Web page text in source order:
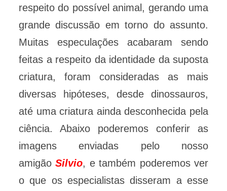
respeito do possível animal, gerando uma
grande discussão em torno do assunto.
Muitas especulações acabaram sendo
feitas a respeito da identidade da suposta
criatura, foram consideradas as mais
diversas hipóteses, desde dinossauros,
até uma criatura ainda desconhecida pela
ciência. Abaixo poderemos conferir as
imagens enviadas pelo nosso
amigãoSilvio, e também poderemos ver
o que os especialistas disseram a esse